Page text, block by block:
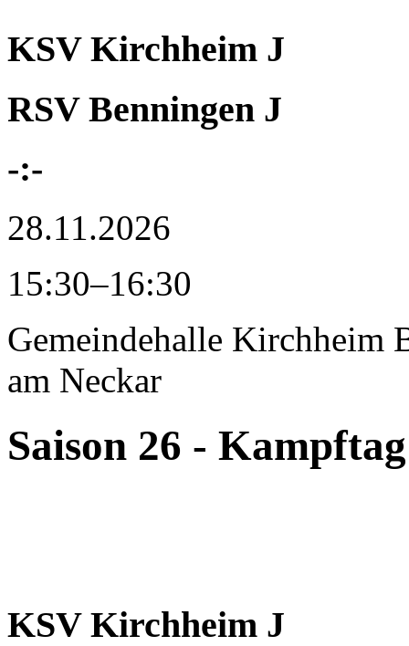
KSV Kirchheim J
RSV Benningen J
-:-
28.11.2026
15:30–16:30
Gemeindehalle Kirchheim
am Neckar
Saison 26 -
KSV Kirchheim J